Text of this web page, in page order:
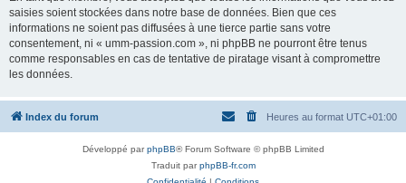
saisies soient stockées dans notre base de données. Bien que ces
informations ne soient pas diffusées à une tierce partie sans votre
consentement, ni « umm-passion.com », ni phpBB ne pourront être tenus
comme responsables en cas de tentative de piratage visant à compromettre
les données.
Index du forum Heures au format UTC+01:00
Développé parphpBB® Forum Software © phpBB Limited
Traduit parphpBB-fr.com